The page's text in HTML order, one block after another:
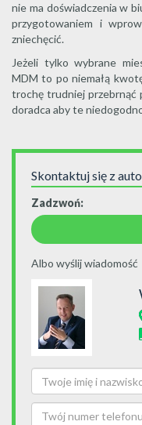
nie ma doświadczenia w
przygotowaniem i
zniechęcić.
Jeżeli tylko wybrane
MDM to po niemałą
trochę trudniej przebrnąć
doradca aby te
Skontaktuj się z
Zadzwoń:
Albo wyślij wiadomość